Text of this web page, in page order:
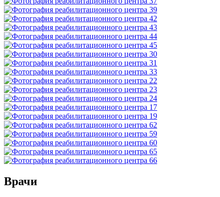
Врачи